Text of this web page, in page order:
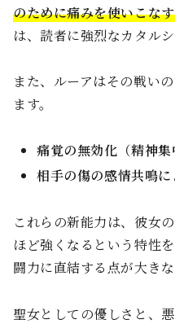
のために痛みを使いこな
は、読者に強烈なカタルシ
また、ルーアはその戦い
ます。
痛覚の無効化（精神集
相手の傷の感情共鳴
これらの新能力は、彼女の
ほど強くなるという特性
闘力に直結する点が大きな
聖女としての優しさと、